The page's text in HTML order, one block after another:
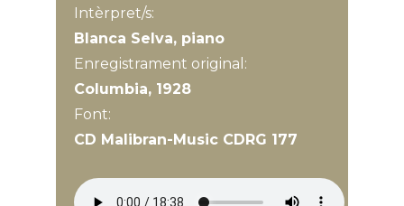
Intèrpret/s:
Blanca Selva, piano
Enregistrament original:
Columbia, 1928
Font:
CD Malibran-Music CDRG 177